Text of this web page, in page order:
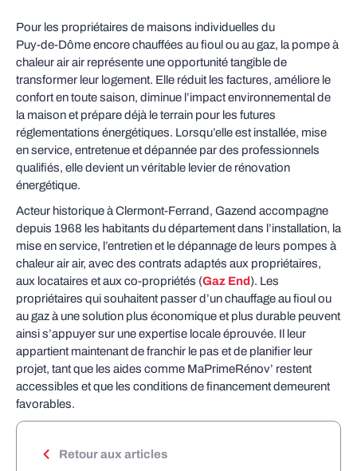
Retour aux articles
Pour les propriétaires de maisons individuelles du
Puy‑de‑Dôme encore chauffées au fioul ou au gaz, la pompe à
chaleur air air représente une opportunité tangible de
transformer leur logement. Elle réduit les factures, améliore le
confort en toute saison, diminue l’impact environnemental de
la maison et prépare déjà le terrain pour les futures
réglementations énergétiques. Lorsqu’elle est installée, mise
en service, entretenue et dépannée par des professionnels
qualifiés, elle devient un véritable levier de rénovation
énergétique.
Acteur historique à Clermont‑Ferrand, Gazend accompagne
depuis 1968 les habitants du département dans l’installation, la
mise en service, l’entretien et le dépannage de leurs pompes à
chaleur air air, avec des contrats adaptés aux propriétaires,
aux locataires et aux co‑propriétés (Gaz End). Les
propriétaires qui souhaitent passer d’un chauffage au fioul ou
au gaz à une solution plus économique et plus durable peuvent
ainsi s’appuyer sur une expertise locale éprouvée. Il leur
appartient maintenant de franchir le pas et de planifier leur
projet, tant que les aides comme MaPrimeRénov’ restent
accessibles et que les conditions de financement demeurent
favorables.